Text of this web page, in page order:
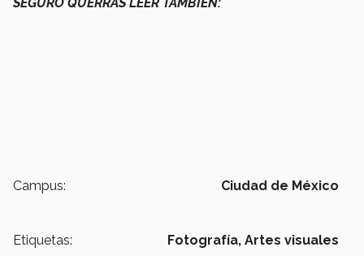
Campus: Ciudad de México
Etiquetas: Fotografía, Artes visuales